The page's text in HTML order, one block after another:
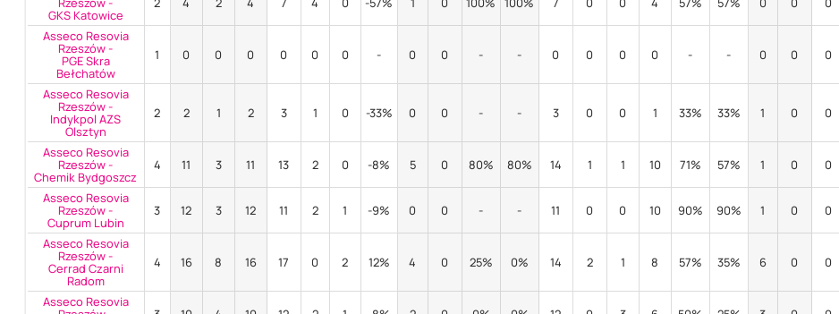
GKS Katowice
Asseco Resovia
Rzeszów -
PGE Skra
Bełchatów
1 0 0 0 0 0 0 - 0 0 - - 0 0 0 0 - - 0 0 0
Asseco Resovia
Rzeszów -
Indykpol AZS
Olsztyn
2 2 1 2 3 1 0 -33% 0 0 - - 3 0 0 1 33% 33% 1 0 0
Asseco Resovia
Rzeszów -
Chemik Bydgoszcz
4 11 3 11 13 2 0 -8% 5 0 80% 80% 14 1 1 10 71% 57% 1 0 0
Asseco Resovia
Rzeszów -
Cuprum Lubin
3 12 3 12 11 2 1 -9% 0 0 - - 11 0 0 10 90% 90% 1 0 0
Asseco Resovia
Rzeszów -
Cerrad Czarni
Radom
4 16 8 16 17 0 2 12% 4 0 25% 0% 14 2 1 8 57% 35% 6 0 0
Asseco Resovia